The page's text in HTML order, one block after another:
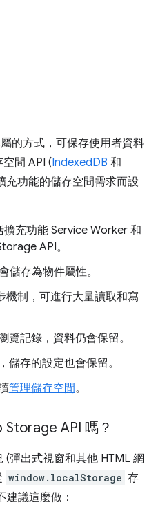
的方式，可保存使用者資料
間 API (IndexedDB 和
充功能的儲存空間需求而設
充功能 Service Worker 和
API。
儲存為物件屬性。
機制，可進行大量讀取和寫
覽記錄，資料仍會保留。
，儲存的設定也會保留。
管理儲存空間。
API 嗎？
彈出式視窗和其他 HTML 網
window.localStorage 存
議這麼做：